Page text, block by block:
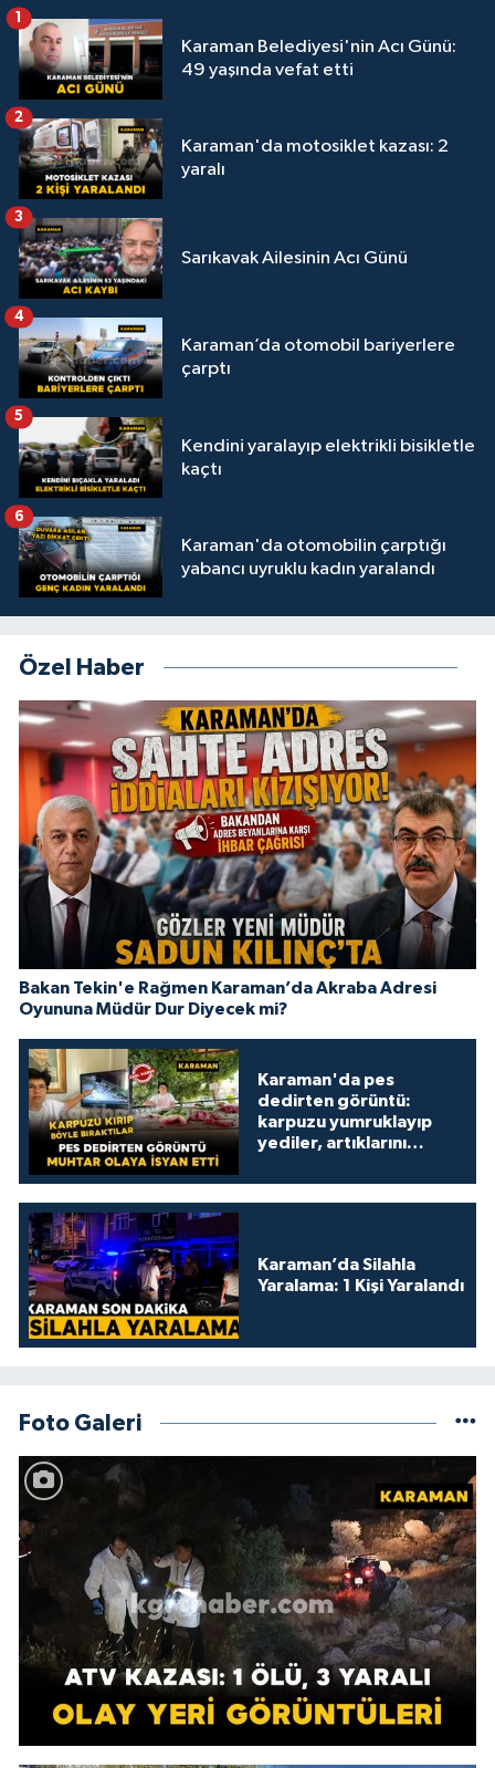
Karaman Belediyesi'nin Acı Günü:
49 yaşında vefat etti
1
Karaman'da motosiklet kazası: 2
yaralı
2
Sarıkavak Ailesinin Acı Günü
3
Karaman’da otomobil bariyerlere
çarptı
4
Kendini yaralayıp elektrikli bisikletle
kaçtı
5
Karaman'da otomobilin çarptığı
yabancı uyruklu kadın yaralandı
6
Özel Haber
Bakan Tekin'e Rağmen Karaman’da Akraba Adresi
Oyununa Müdür Dur Diyecek mi?
Karaman'da pes
dedirten görüntü:
karpuzu yumruklayıp
yediler, artıklarını
Karaman’da Silahla
Yaralama: 1 Kişi Yaralandı
Foto Galeri